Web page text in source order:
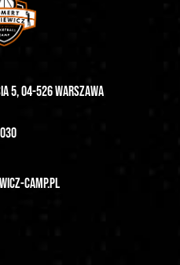
5, 04-526 Warszawa
camp.pl